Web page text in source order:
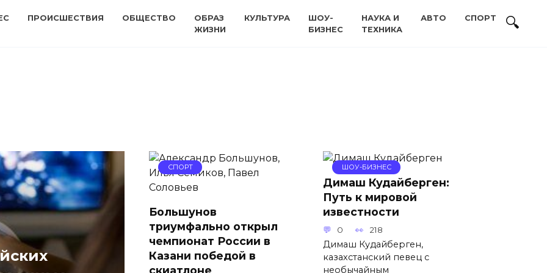
ПРОИСШЕСТВИЯ ОБЩЕСТВО
ОБРАЗ
ЖИЗНИ
КУЛЬТУРА
ШОУ-
БИЗНЕС
НАУКА И
ТЕХНИКА
АВТО СПОРТ
СПОРТ
Большунов
триумфально открыл
чемпионат России в
Казани победой в
скиатлоне
ШОУ-БИЗНЕС
Димаш Кудайберген:
Путь к мировой
известности
0 218
Димаш Кудайберген,
казахстанский певец с
необычайным